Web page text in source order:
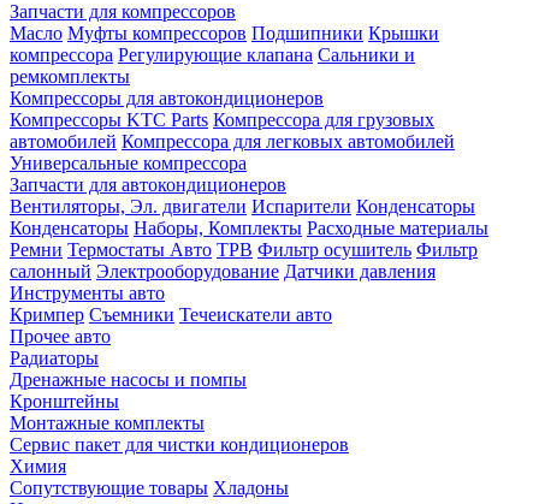
Запчасти для компрессоров
Масло Муфты компрессоров Подшипники Крышки
компрессора Регулирующие клапана Сальники и
ремкомплекты
Компрессоры для автокондиционеров
Компрессоры KTC Parts Компрессора для грузовых
автомобилей Компрессора для легковых автомобилей
Универсальные компрессора
Запчасти для автокондиционеров
Вентиляторы, Эл. двигатели Испарители Конденсаторы
Конденсаторы Наборы, Комплекты Расходные материалы
Ремни Термостаты Авто ТРВ Фильтр осушитель Фильтр
салонный Электрооборудование Датчики давления
Инструменты авто
Кримпер Съемники Течеискатели авто
Прочее авто
Радиаторы
Дренажные насосы и помпы
Кронштейны
Монтажные комплекты
Сервис пакет для чистки кондиционеров
Химия
Сопутствующие товары Хладоны